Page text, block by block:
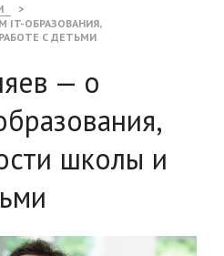
>
IT-ОБРАЗОВАНИЯ,
С ДЕТЬМИ
— о
школы и